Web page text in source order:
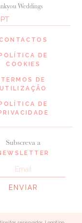
Weddings
Subscreva a
POLÍTICA DE
COOKIES
TERMOS DE
UTILIZAÇÃO
POLÍTICA DE